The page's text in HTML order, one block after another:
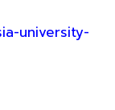
university-